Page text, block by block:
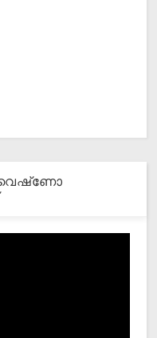
വൈഷ്‌ണോ